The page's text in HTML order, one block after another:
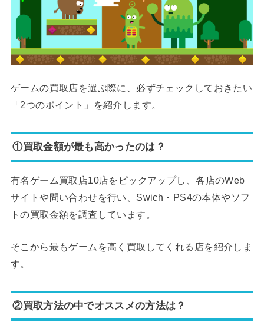
ゲームの買取店を選ぶ際に、必ずチェックしておきたい
「2つのポイント」を紹介します。
①買取金額が最も高かったのは？
有名ゲーム買取店10店をピックアップし、各店のWeb
サイトや問い合わせを行い、Swich・PS4の本体やソフ
トの買取金額を調査しています。
そこから最もゲームを高く買取してくれる店を紹介しま
す。
②買取方法の中でオススメの方法は？